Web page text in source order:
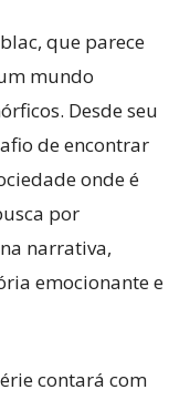
que parece
mundo
Desde seu
de encontrar
onde é
por
narrativa,
emocionante e
contará com